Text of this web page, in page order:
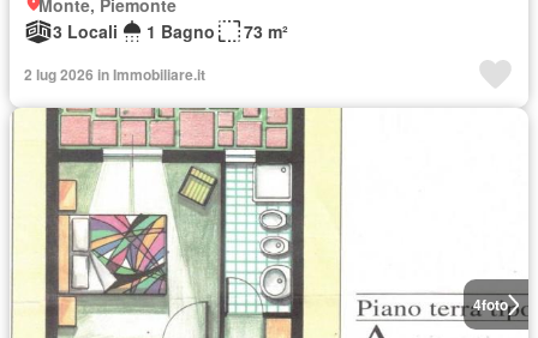
Monte, Piemonte
3 Locali
1 Bagno 73 m²
2 lug 2026 in Immobiliare.it
4foto